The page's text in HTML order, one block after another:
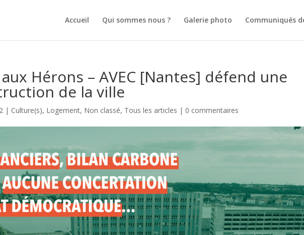
Accueil Qui sommes nous ? Galerie photo Communiqués
Hérons – AVEC [Nantes] défend une
de la ville
| Culture(s), Logement, Non classé, Tous les articles | 0 commentaires